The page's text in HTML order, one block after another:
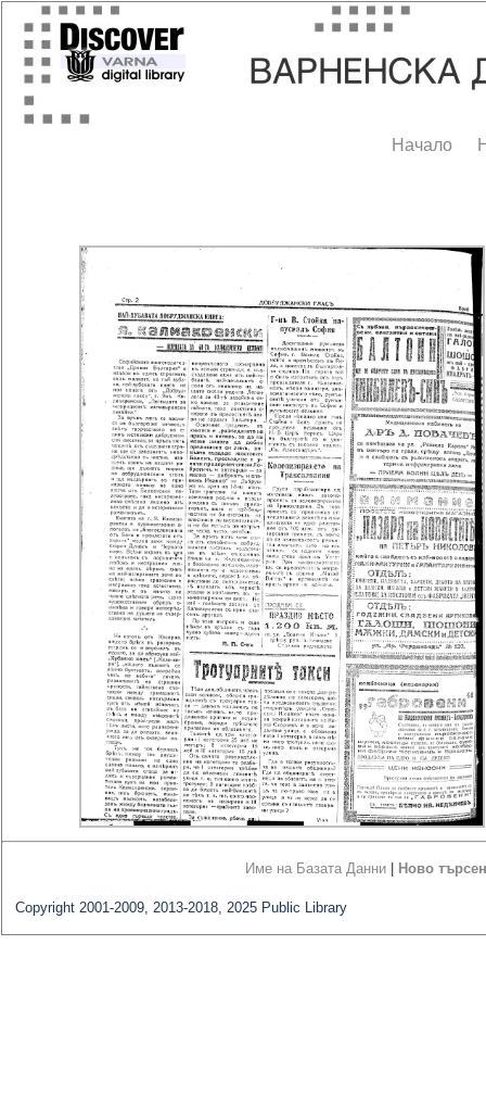
Начало
Име на Базата Данни Ново
Copyright 2001-2009, 2013-2018, 2025 Public Library